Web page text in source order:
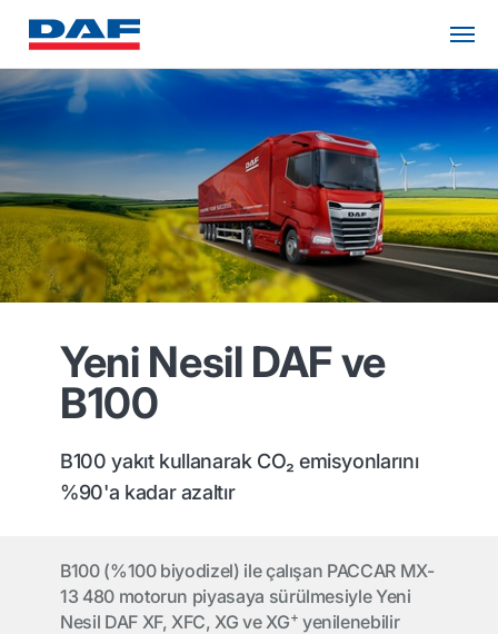
Yeni Nesil DAF ve
B100
B100 yakıt kullanarak CO₂ emisyonlarını
%90'a kadar azaltır
B100 (%100 biyodizel) ile çalışan PACCAR MX-
13 480 motorun piyasaya sürülmesiyle Yeni
Nesil DAF XF, XFC, XG ve XG+ yenilenebilir